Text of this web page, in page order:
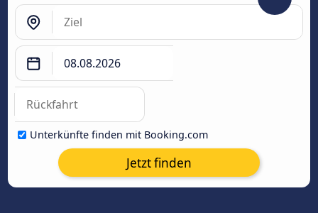
Unterkünfte finden mit Booking.com
Jetzt finden